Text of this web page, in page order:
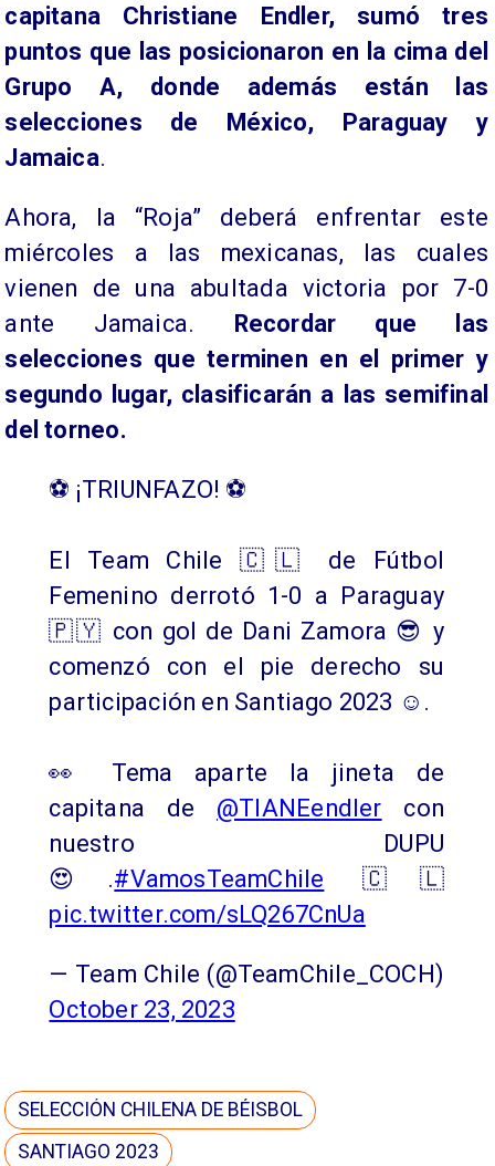
capitana Christiane Endler, sumó tres
puntos que las posicionaron en la cima del
Grupo A, donde además están las
selecciones de México, Paraguay y
Jamaica.
Ahora, la “Roja” deberá enfrentar este
miércoles a las mexicanas, las cuales
vienen de una abultada victoria por 7-0
ante Jamaica. Recordar que las
selecciones que terminen en el primer y
segundo lugar, clasificarán a las semifinal
del torneo.
⚽️ ¡TRIUNFAZO! ⚽️
El Team Chile 🇨🇱 de Fútbol
Femenino derrotó 1-0 a Paraguay
🇵🇾 con gol de Dani Zamora 😎 y
comenzó con el pie derecho su
participación en Santiago 2023 ☺️.
👀 Tema aparte la jineta de
capitana de @TIANEendler con
nuestro DUPU
😍.#VamosTeamChile 🇨🇱
pic.twitter.com/sLQ267CnUa
— Team Chile (@TeamChile_COCH)
October 23, 2023
SELECCIÓN CHILENA DE BÉISBOL
SANTIAGO 2023